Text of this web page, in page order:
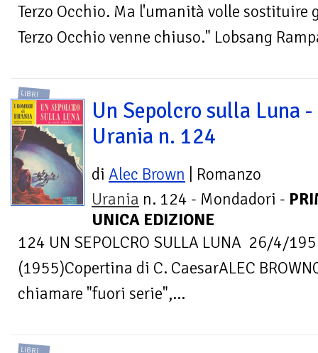
Terzo Occhio. Ma l'umanità volle sostituire
Terzo Occhio venne chiuso." Lobsang
LIBRI
Un Sepolcro sulla Luna -
Urania n. 124
di Alec Brown | Romanzo
Urania n. 124 - Mondadori -
UNICA EDIZIONE
124 UN SEPOLCRO SULLA LUNA 26/4/
(1955)Copertina di C. CaesarALEC
chiamare "fuori serie",...
LIBRI